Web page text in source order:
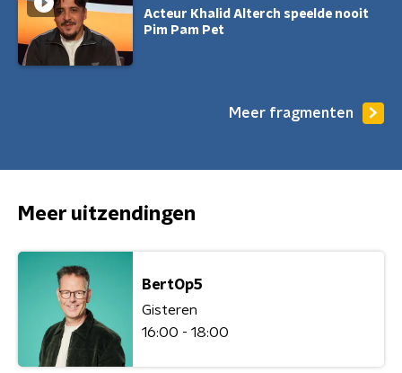
Acteur Khalid Alterch speelde nooit
Pim Pam Pet
Meer fragmenten
Meer uitzendingen
BertOp5
Gisteren
16:00 - 18:00